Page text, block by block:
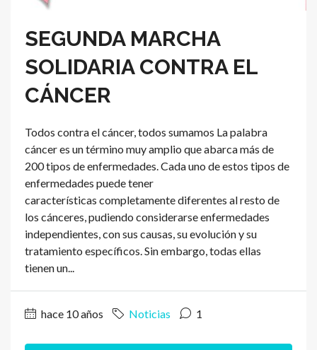
SEGUNDA MARCHA
SOLIDARIA CONTRA EL
CÁNCER
Todos contra el cáncer, todos sumamos La palabra
cáncer es un término muy amplio que abarca más de
200 tipos de enfermedades. Cada uno de estos tipos de
enfermedades puede tener
características completamente diferentes al resto de
los cánceres, pudiendo considerarse enfermedades
independientes, con sus causas, su evolución y su
tratamiento específicos. Sin embargo, todas ellas
tienen un...
hace 10 años Noticias 1